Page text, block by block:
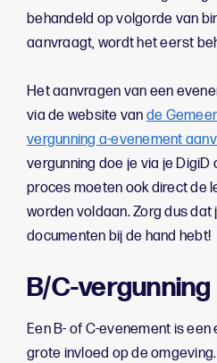
behandeld op volgorde van
aanvraagt, wordt het eerst
Het aanvragen van een
via de website van de
vergunning a-evenement
vergunning doe je via je DigiD
proces moeten ook direct de
worden voldaan. Zorg dus dat
documenten bij de hand hebt!
B/C-vergunning
Een B- of C-evenement is
grote invloed op de